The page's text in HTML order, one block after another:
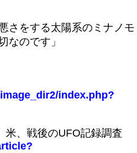
さをする太陽系のミナノモ
なのです」
index.php?
、戦後のUFO記録調査